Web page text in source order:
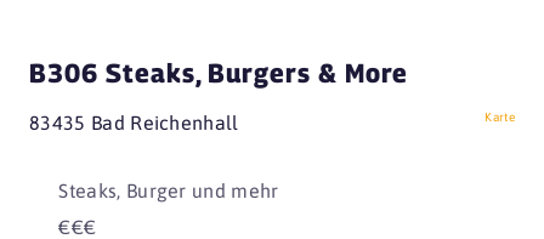
B306 Steaks, Burgers & More
83435 Bad Reichenhall Karte
Steaks, Burger und mehr
€€€